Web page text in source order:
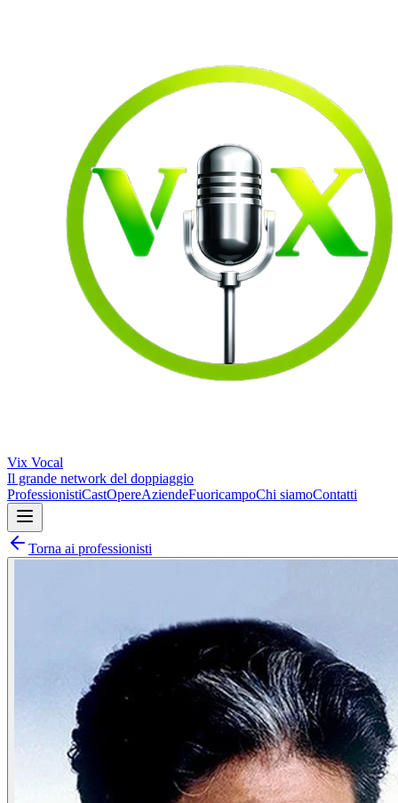
Vix Vocal
Il grande network del doppiaggio
ProfessionistiCastOpereAziendeFuoricampoChi siamoContatti
Torna ai professionisti